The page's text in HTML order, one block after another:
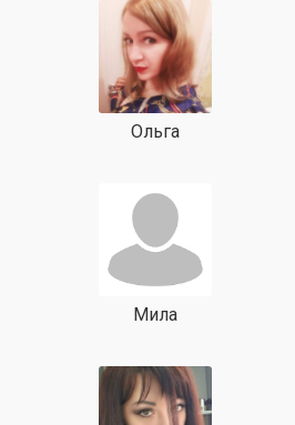
Ольга
Мила